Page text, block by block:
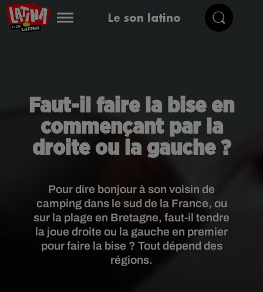
Le son latino
Faut-il faire la bise en
commençant par la
droite ou la gauche ?
Pour dire bonjour à son voisin de
camping dans le sud de la France, ou
sur la plage en Bretagne, faut-il tendre
la joue droite ou la gauche en premier
pour faire la bise ? Tout dépend des
régions.